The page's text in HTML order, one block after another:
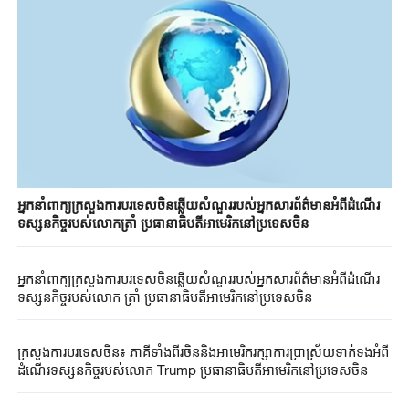
អ្នកនាំពាក្យក្រសួងការបរទេសចិនឆ្លើយសំណួររបស់អ្នកសារព័ត៌មានអំពីដំណើរ
ទស្សនកិច្ចរបស់លោកត្រាំ ប្រធានាធិបតីអាមេរិកនៅប្រទេសចិន
អ្នកនាំពាក្យក្រសួងការបរទេសចិនឆ្លើយសំណួររបស់អ្នកសារព័ត៌មានអំពីដំណើរ
ទស្សនកិច្ចរបស់លោក ត្រាំ ប្រធានាធិបតីអាមេរិកនៅប្រទេសចិន
ក្រសួងការបរទេសចិន៖ ភាគីទាំងពីរចិននិងអាមេរិករក្សាការប្រាស្រ័យទាក់ទងអំពី
ដំណើរទស្សនកិច្ចរបស់លោក Trump ប្រធានាធិបតីអាមេរិកនៅប្រទេសចិន